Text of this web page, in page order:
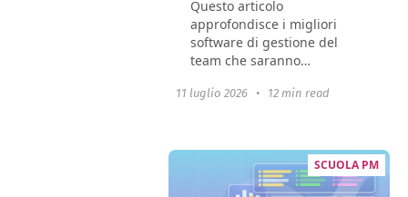
Questo articolo
approfondisce i migliori
software di gestione del
team che saranno
come questi strumenti
migliorare la
collaborazione...
11 luglio 2026 • 12 min read
SCUOLA PM